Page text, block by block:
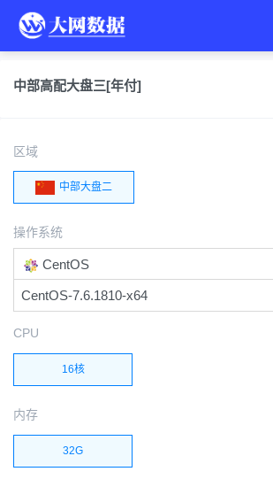
中部高配大盘三[年付]
区域
中部大盘二
操作系统
CentOS
CentOS-7.6.1810-x64
CPU
16核
内存
32G